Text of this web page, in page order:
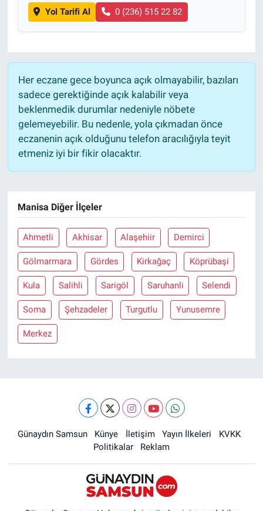
Yol Tarifi Al 0 (236) 515 22 82
Her eczane gece boyunca açık olmayabilir, bazıları
sadece gerektiğinde açık kalabilir veya
beklenmedik durumlar nedeniyle nöbete
gelemeyebilir. Bu nedenle, yola çıkmadan önce
eczanenin açık olduğunu telefon aracılığıyla teyit
etmeniz iyi bir fikir olacaktır.
Manisa Diğer İlçeler
Ahmetli Akhisar Alaşehiir Demirci
Gölmarmara Gördes Kirkağaç Köprübaşi
Kula Salihli Sarigöl Saruhanli Selendi
Soma Şehzadeler Turgutlu Yunusemre
Merkez
Günaydın Samsun Künye İletişim Yayın İlkeleri
KVKK
Politikalar
Reklam